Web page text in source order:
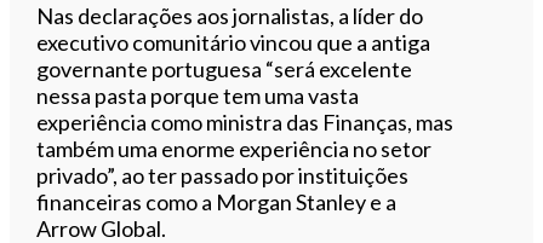
Nas declarações aos jornalistas, a líder do
executivo comunitário vincou que a antiga
governante portuguesa “será excelente
nessa pasta porque tem uma vasta
experiência como ministra das Finanças, mas
também uma enorme experiência no setor
privado”, ao ter passado por instituições
financeiras como a Morgan Stanley e a
Arrow Global.